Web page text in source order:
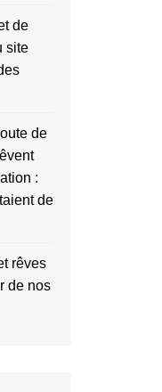
de
site
de
:
de
rêves
de nos